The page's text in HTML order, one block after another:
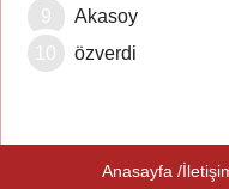
Akasoy
özverdi
Anasayfa